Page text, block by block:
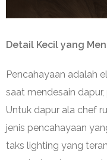
Detail Kecil yang
Pencahayaan adalah
saat mendesain
Untuk dapur ala chef
jenis pencahayaan
taks lighting yang